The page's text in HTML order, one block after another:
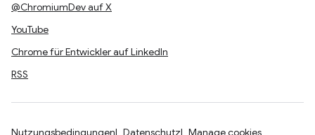
@ChromiumDev auf X
YouTube
Chrome für Entwickler auf LinkedIn
RSS
Nutzungsbedingungen Datenschutz Manage cookies